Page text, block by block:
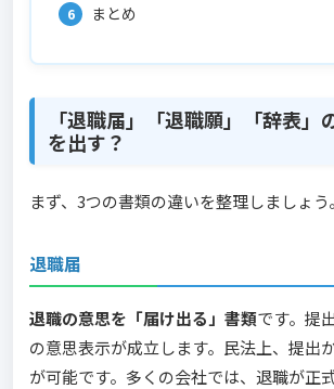
まとめ
「退職届」「退職願」「辞表」
を出す？
まず、3つの書類の違いを整理しましょう。
退職届
退職の意思を「届け出る」書類です。提
の意思表示が成立します。民法上、提出
が可能です。多くの会社では、退職が正